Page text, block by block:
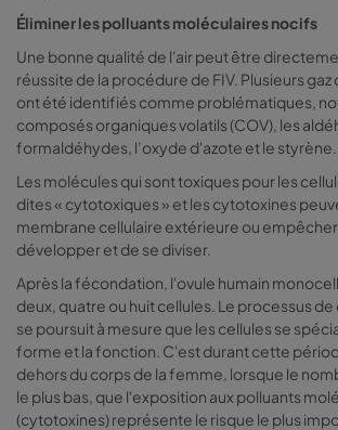
Éliminer les polluants moléculaires nocifs
Une bonne qualité de l'air peut être
réussite de la procédure de FIV. Plusieurs
ont été identifiés comme problématiques,
composés organiques volatils (COV), les
formaldéhydes, l’oxyde d'azote et le styrène.
Les molécules qui sont toxiques pour les
dites « cytotoxiques » et les cytotoxines
membrane cellulaire extérieure ou empêcher
développer et de se diviser.
Après la fécondation, l'ovule humain
deux, quatre ou huit cellules. Le processus
se poursuit à mesure que les cellules se
forme et la fonction. C'est durant cette
dehors du corps de la femme, lorsque le
le plus bas, que l'exposition aux polluants
(cytotoxines) représente le risque le plus